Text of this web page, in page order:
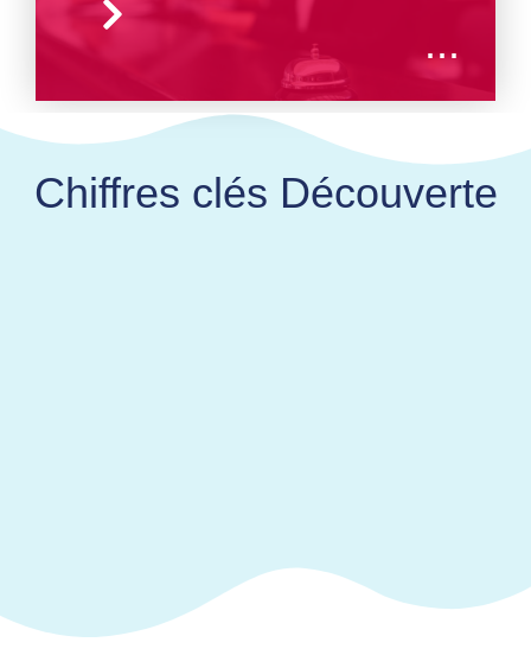
...
Chiffres clés Découverte